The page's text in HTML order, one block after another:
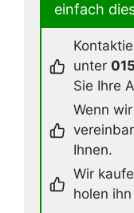
einfach
unter
Sie Ihre
Wenn
Ihnen.
Wir
holen